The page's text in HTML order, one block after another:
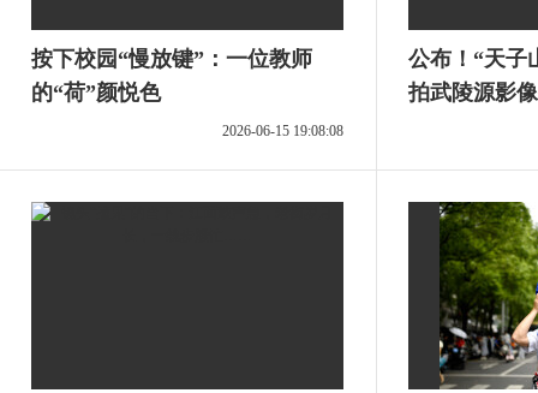
按下校园“慢放键”：一位教师
的“荷”颜悦色
2026-06-15 19:08:08
公布！“天子
拍武陵源影